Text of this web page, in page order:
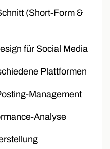
(Short-Form &
für Social Media
Plattformen
Management
Analyse